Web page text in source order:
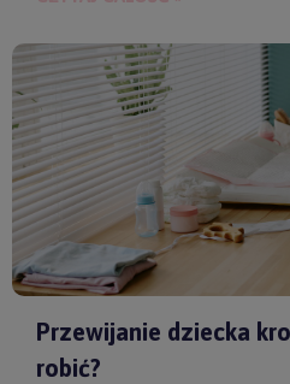
model od sprawdzonych
HuggimalsczyMembantu
, masz
dziecku bezpieczne i skuteczne
Przewijanie dziecka
robić?